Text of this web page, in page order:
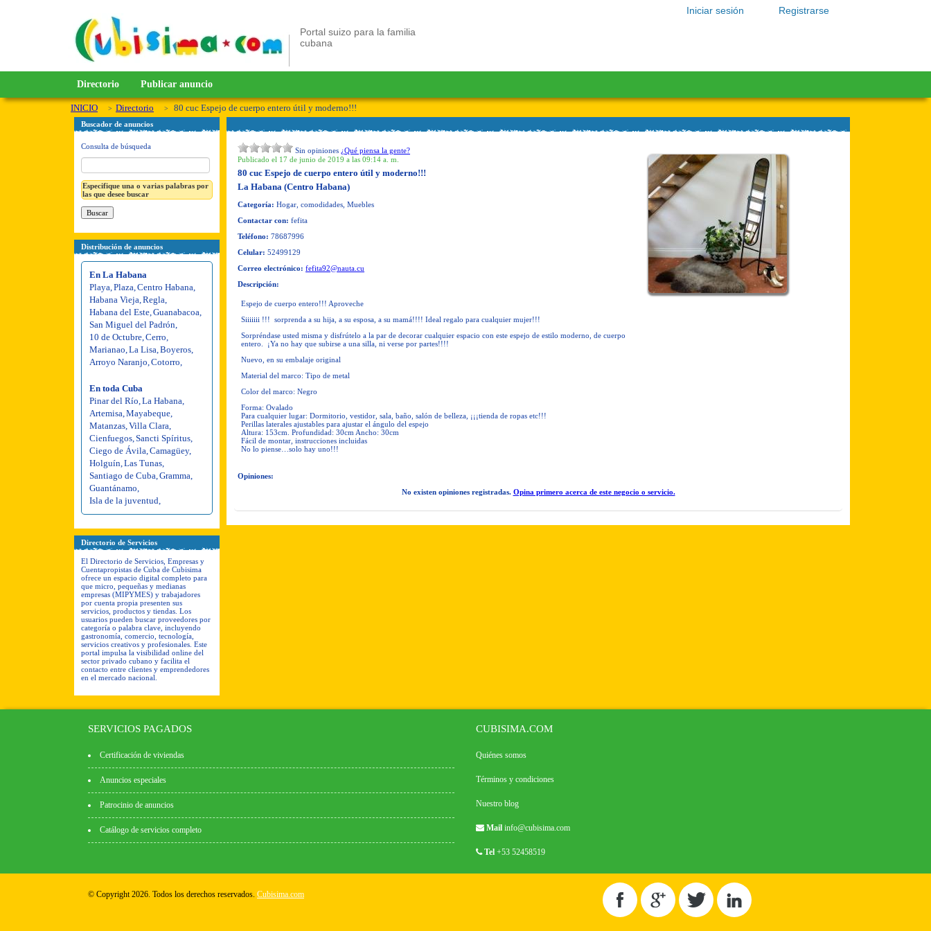
Registrarse
Iniciar sesión
Portal suizo para la familia
cubana
Directorio Publicar anuncio
INICIO Directorio 80 cuc Espejo de cuerpo entero útil y moderno!!!
Buscador de anuncios
Consulta de búsqueda
Especifique una o varias palabras por
las que desee buscar
Distribución de anuncios
En La Habana
Playa Plaza Centro Habana
Habana Vieja Regla
Habana del Este Guanabacoa
San Miguel del Padrón
10 de Octubre Cerro
Marianao La Lisa Boyeros
Arroyo Naranjo Cotorro
En toda Cuba
Pinar del Río La Habana
Artemisa Mayabeque
Matanzas Villa Clara
Cienfuegos Sancti Spíritus
Ciego de Ávila Camagüey,
Holguín Las Tunas
Santiago de Cuba Gramma
Guantánamo
Isla de la juventud
Directorio de Servicios
El Directorio de Servicios, Empresas y
Cuentapropistas de Cuba de Cubisima
ofrece un espacio digital completo para
que micro, pequeñas y medianas
empresas (MIPYMES) y trabajadores
por cuenta propia presenten sus
servicios, productos y tiendas. Los
usuarios pueden buscar proveedores por
categoría o palabra clave, incluyendo
gastronomía, comercio, tecnología,
servicios creativos y profesionales. Este
portal impulsa la visibilidad online del
sector privado cubano y facilita el
contacto entre clientes y emprendedores
en el mercado nacional.
Sin opiniones ¿Qué piensa la gente?
Publicado el 17 de junio de 2019 a las 09:14 a. m.
80 cuc Espejo de cuerpo entero útil y moderno!!!
La Habana (Centro Habana)
Categoría: Hogar, comodidades, Muebles
Contactar con: fefita
Teléfono: 78687996
Celular: 52499129
Correo electrónico: fefita92@nauta.cu
Descripción:
Espejo de cuerpo entero!!! Aproveche
Siiiiiii !!! sorprenda a su hija, a su esposa, a su mamá!!!! Ideal regalo para cualquier mujer!!!
Sorpréndase usted misma y disfrútelo a la par de decorar cualquier espacio con este espejo de estilo moderno, de cuerpo
entero.
¡Ya no hay que subirse a una silla, ni verse por partes!!!!
Nuevo, en su embalaje original
Material del marco: Tipo de metal
Color del marco: Negro
Forma: Ovalado
Para cualquier lugar: Dormitorio, vestidor, sala, baño, salón de belleza, ¡¡¡tienda de ropas etc!!!
Perillas laterales ajustables para ajustar el ángulo del espejo
Altura: 153cm. Profundidad: 30cm Ancho: 30cm
Fácil de montar, instrucciones incluidas
No lo piense…solo hay uno!!!
Opiniones:
No existen opiniones registradas. Opina primero acerca de este negocio o servicio.
SERVICIOS PAGADOS
Certificación de viviendas
Anuncios especiales
Patrocinio de anuncios
Catálogo de servicios completo
CUBISIMA.COM
Quiénes somos
Términos y condiciones
Nuestro blog
Mail info@cubisima.com
Tel +53 52458519
© Copyright 2026. Todos los derechos reservados. Cubisima.com